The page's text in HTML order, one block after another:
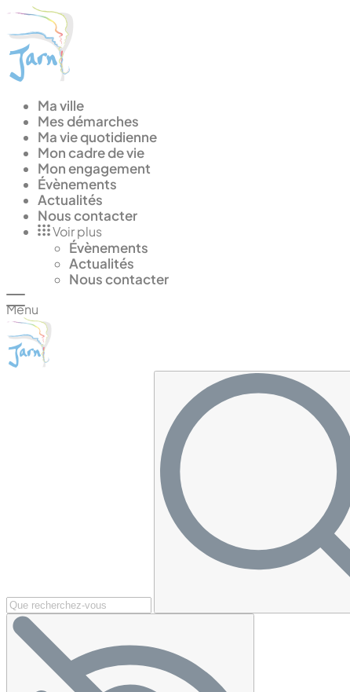
Panneau de gestion des cookies
Ma ville
Mes démarches
Ma vie quotidienne
Mon cadre de vie
Mon engagement
Évènements
Actualités
Nous contacter
Voir plus
Évènements
Actualités
Nous contacter
Menu